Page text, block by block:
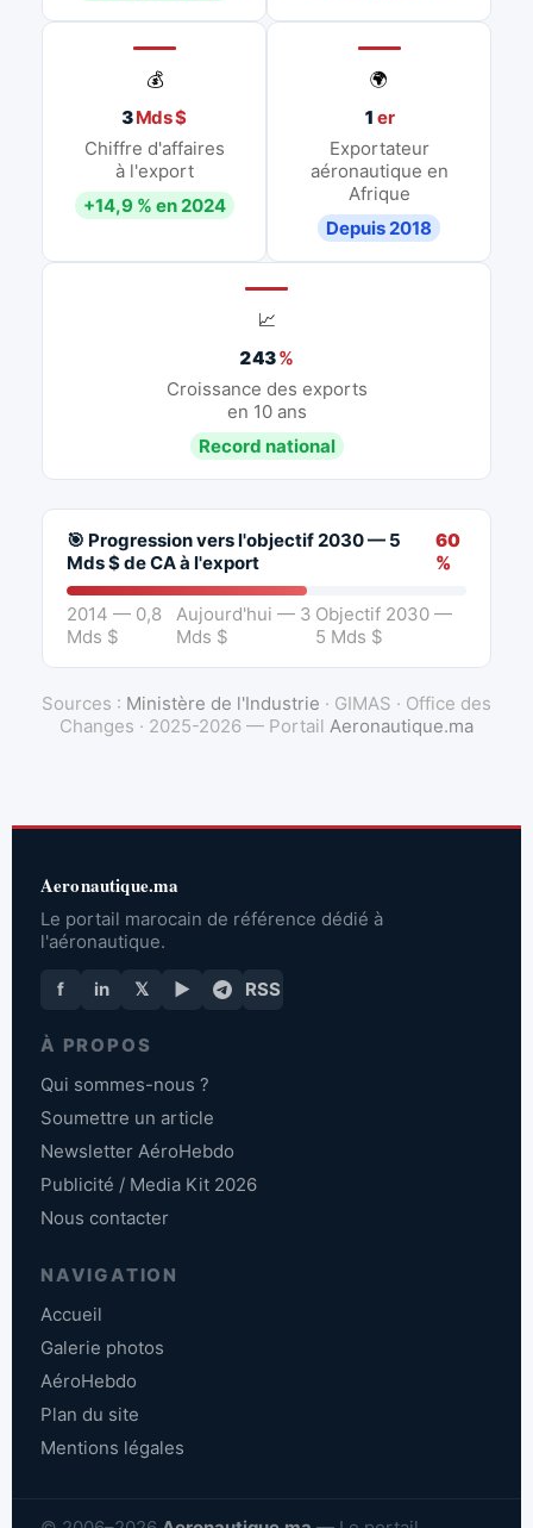
💰
3Mds $
Chiffre d'affaires
à l'export
+14,9 % en 2024
🌍
1 er
Exportateur
aéronautique en
Afrique
Depuis 2018
📈
243%
Croissance des exports
en 10 ans
Record national
🎯 Progression vers l'objectif 2030 — 5
Mds $ de CA à l'export
60
%
2014 — 0,8
Mds $
Aujourd'hui — 3
Mds $
Objectif 2030 —
5 Mds $
Sources : Ministère de l'Industrie · GIMAS · Office des
Changes · 2025-2026 — Portail Aeronautique.ma
Aeronautique.ma
Le portail marocain de référence dédié à
l'aéronautique.
f in 𝕏 ▶ RSS
À PROPOS
Qui sommes-nous ?
Soumettre un article
Newsletter AéroHebdo
Publicité / Media Kit 2026
Nous contacter
NAVIGATION
Accueil
Galerie photos
AéroHebdo
Plan du site
Mentions légales